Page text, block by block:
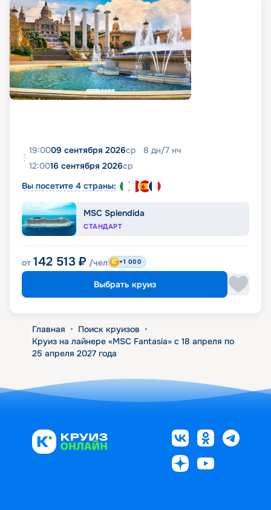
19:0009 сентября 2026ср 8 дн/7 нч
12:0016 сентября 2026ср
Вы посетите 4 страны:
MSC Splendida
СТАНДАРТ
от 142 513 ₽ /чел +1 000
Выбрать круиз
Главная • Поиск круизов •
Круиз на лайнере «MSC Fantasia» с 18 апреля по
25 апреля 2027 года